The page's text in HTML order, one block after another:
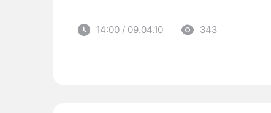
14:00 / 09.04.10 343